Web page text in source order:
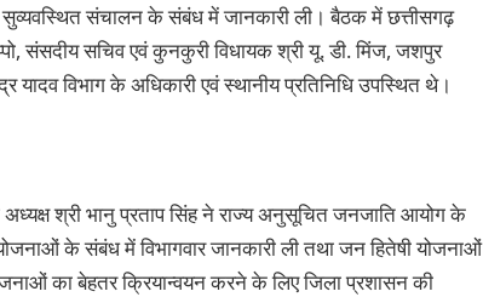
सुव्यवस्थित संचालन के संबंध में जानकारी ली। बैठक में छत्तीसगढ़
संसदीय सचिव एवं कुनकुरी विधायक श्री यू. डी. मिंज, जशपुर
विभाग के अधिकारी एवं स्थानीय प्रतिनिधि उपस्थित थे।
श्री भानु प्रताप सिंह ने राज्य अनुसूचित जनजाति आयोग के
के संबंध में विभागवार जानकारी ली तथा जन हितेषी योजनाओं
का बेहतर क्रियान्वयन करने के लिए जिला प्रशासन की